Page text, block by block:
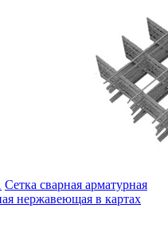
Сетка сварная арматурная
нержавеющая в картах